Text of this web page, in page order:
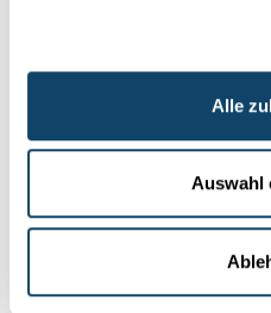
Alle
Auswahl
VILLA VON
Älteste Bierbrauerei
Bereits vor mehr als 1.700
davon aus und wie lautete das
Georges Kayser